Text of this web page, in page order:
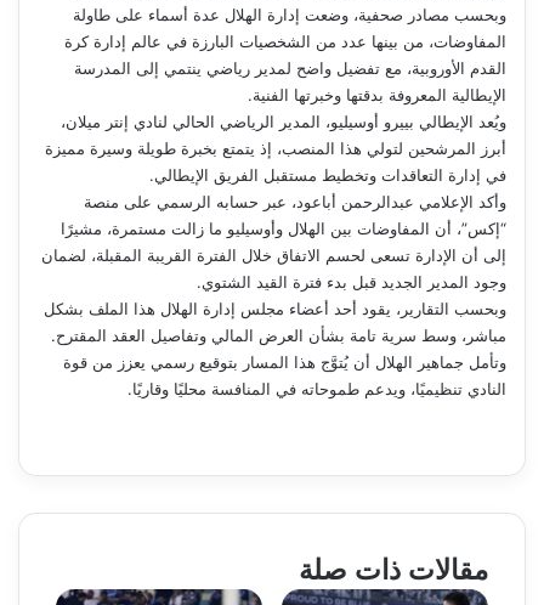
وبحسب مصادر صحفية، وضعت إدارة الهلال عدة أسماء على طاولة
المفاوضات، من بينها عدد من الشخصيات البارزة في عالم إدارة كرة
القدم الأوروبية، مع تفضيل واضح لمدير رياضي ينتمي إلى المدرسة
الإيطالية المعروفة بدقتها وخبرتها الفنية.
ويُعد الإيطالي بييرو أوسيليو، المدير الرياضي الحالي لنادي إنتر ميلان،
أبرز المرشحين لتولي هذا المنصب، إذ يتمتع بخبرة طويلة وسيرة مميزة
في إدارة التعاقدات وتخطيط مستقبل الفريق الإيطالي.
وأكد الإعلامي عبدالرحمن أباعود، عبر حسابه الرسمي على منصة
“إكس”، أن المفاوضات بين الهلال وأوسيليو ما زالت مستمرة، مشيرًا
إلى أن الإدارة تسعى لحسم الاتفاق خلال الفترة القريبة المقبلة، لضمان
وجود المدير الجديد قبل بدء فترة القيد الشتوي.
وبحسب التقارير، يقود أحد أعضاء مجلس إدارة الهلال هذا الملف بشكل
مباشر، وسط سرية تامة بشأن العرض المالي وتفاصيل العقد المقترح.
وتأمل جماهير الهلال أن يُتوَّج هذا المسار بتوقيع رسمي يعزز من قوة
النادي تنظيميًا، ويدعم طموحاته في المنافسة محليًا وقاريًا.
مقالات ذات صلة